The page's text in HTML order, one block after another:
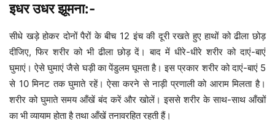
इधर उधर झूमना:-
सीधे खड़े होकर दोनों पैरों के बीच 12 इंच की दूरी रखते हुए हाथों को ढीला छोड़
दीजिए, फिर शरीर को भी ढीला छोड़ दें। बाद में धीरे-धीरे शरीर को दाएं-बाएं
घुमाएं। ऐसे घुमाएं जैसे घड़ी का पेंडुलम घूमता है। इस प्रकार शरीर को दाएं-बाएं 5
से 10 मिनट तक घुमाते रहें। ऐसा करने से नाड़ी प्रणाली को आराम मिलता है।
शरीर को घुमाते समय आँखें बंद करें और खोलें। इससे शरीर के साथ-साथ आँखों
का भी व्यायाम होता है तथा आँखें तनावरहित रहती हैं।